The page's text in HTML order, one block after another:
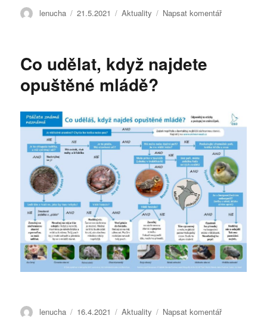
Autor:
lenucha Publikováno:
21.5.2021 Rubriky:
Aktuality Napsat komentářpro
Co udělat, když najdete
opuštěné mládě?
Autor:
lenucha Publikováno:
16.4.2021 Rubriky:
Aktuality Napsat komentářpro